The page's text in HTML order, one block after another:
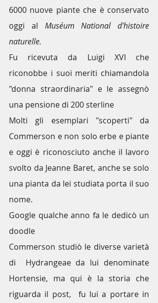
6000 nuove piante che è conservato
oggi al Muséum National d'histoire
naturelle.
Fu ricevuta da Luigi XVI che
riconobbe i suoi meriti chiamandola
"donna straordinaria" e le assegnò
una pensione di 200 sterline
Molti gli esemplari "scoperti" da
Commerson e non solo erbe e piante
e oggi è riconosciuto anche il lavoro
svolto da Jeanne Baret, anche se solo
una pianta da lei studiata porta il suo
nome.
Google qualche anno fa le dedicò un
doodle
Commerson studiò le diverse varietà
di  Hydrangeae da lui denominate
Hortensie, ma qui è la storia che
riguarda il post,  fu lui a portare in